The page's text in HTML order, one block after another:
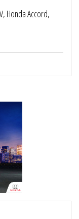
Honda Accord,